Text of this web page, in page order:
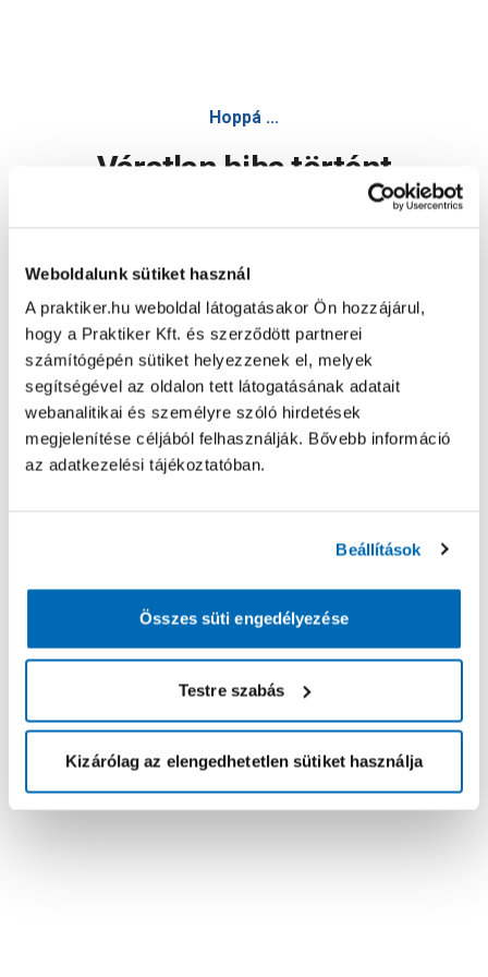
Weboldalunk sütiket használ
A praktiker.hu weboldal látogatásakor Ön hozzájárul,
hogy a Praktiker Kft. és szerződött partnerei
számítógépén sütiket helyezzenek el, melyek
segítségével az oldalon tett látogatásának adatait
webanalitikai és személyre szóló hirdetések
megjelenítése céljából felhasználják. Bővebb információ
az adatkezelési tájékoztatóban.
Beállítások
Összes süti engedélyezése
Testre szabás
Kizárólag az elengedhetetlen sütiket használja
Hoppá ...
Váratlan hiba történt
Oldal újratöltése